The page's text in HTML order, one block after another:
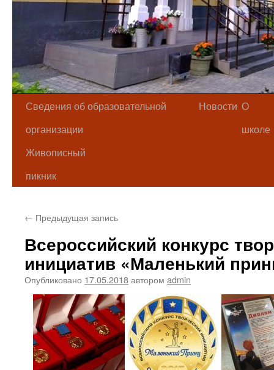
Сведения об образовательной
организации
Новости О
школе
Живописный
пикник
← Предыдущая запись
Всероссийский конкурс
инициатив «Маленький
Опубликовано 17.05.2018автором admin